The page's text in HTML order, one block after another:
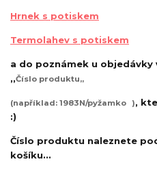
Hrnek s potiskem
Termolahev s potiskem
a do poznámek u
,,Číslo produktu,,
(například: 1983N/pyžamko ),
:)
Číslo produktu naleznete
košíku...